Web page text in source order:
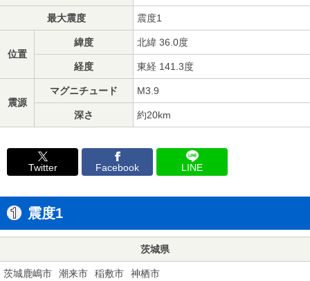
最大震度 震度1
位置
緯度 北緯 36.0度
経度 東経 141.3度
震源
マグニチュード M3.9
深さ 約20km
Twitter Facebook LINE
震度1
茨城県
茨城鹿嶋市 潮来市 稲敷市 神栖市